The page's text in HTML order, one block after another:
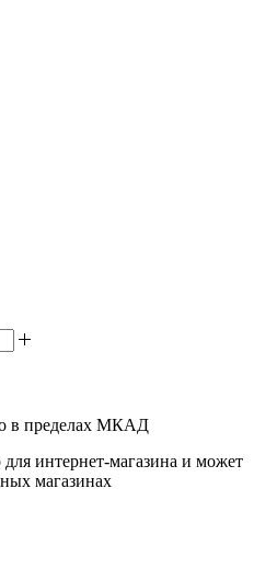
в пределах МКАД
интернет-магазина и может
магазинах